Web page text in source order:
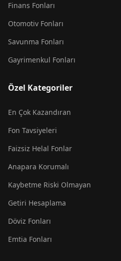
Finans Fonları
Otomotiv Fonları
Savunma Fonları
Gayrimenkul Fonları
Özel Kategoriler
En Çok Kazandıran
Fon Tavsiyeleri
Faizsiz Helal Fonlar
Anapara Korumalı
Kaybetme Riski Olmayan
Getiri Hesaplama
Döviz Fonları
Emtia Fonları